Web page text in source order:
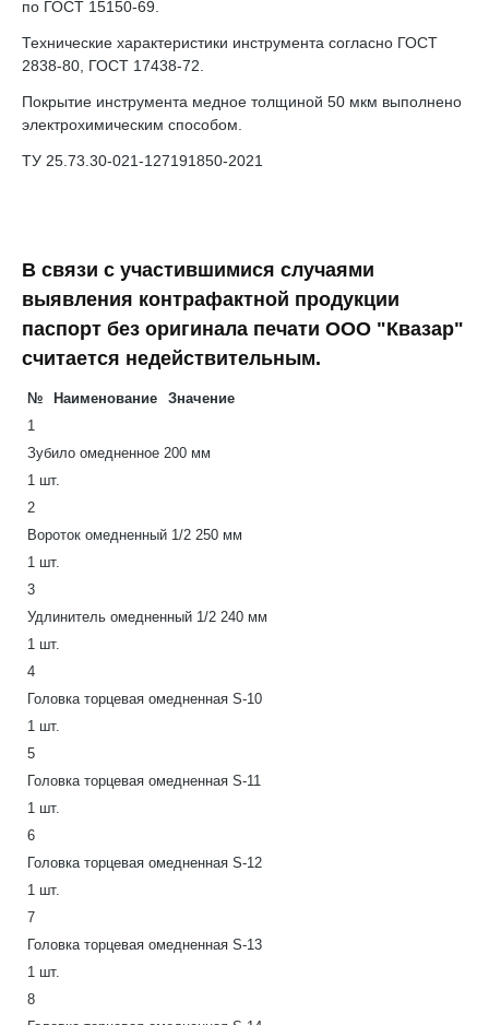
по ГОСТ 15150-69.
Технические характеристики инструмента согласно ГОСТ
2838-80, ГОСТ 17438-72.
Покрытие инструмента медное толщиной 50 мкм выполнено
электрохимическим способом.
ТУ 25.73.30-021-127191850-2021
В связи с участившимися случаями
выявления контрафактной продукции
паспорт без оригинала печати ООО "Квазар"
считается недействительным.
№ Наименование
Значение
1
Зубило омедненное 200 мм
1 шт.
2
Вороток омедненный 1/2 250 мм
1 шт.
3
Удлинитель омедненный 1/2 240 мм
1 шт.
4
Головка торцевая омедненная S-10
1 шт.
5
Головка торцевая омедненная S-11
1 шт.
6
Головка торцевая омедненная S-12
1 шт.
7
Головка торцевая омедненная S-13
1 шт.
8